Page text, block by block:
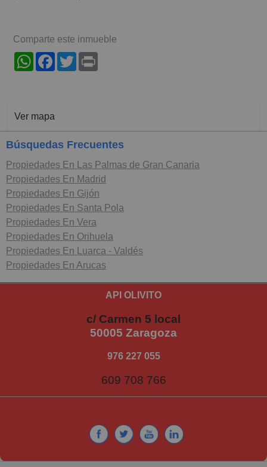
Comparte este inmueble
WhatsAppFacebook
Twitter
Ver mapa
Búsquedas Frecuentes
Propiedades En Las Palmas de Gran Canaria
Propiedades En Madrid
Propiedades En Gijón
Propiedades En Santa Pola
Propiedades En Vera
Propiedades En Orihuela
Propiedades En Luarca - Valdés
Propiedades En Arucas
API OLIVITO
c/ Carmen 5 local
50005 Zaragoza
976 227 055
609 708 766